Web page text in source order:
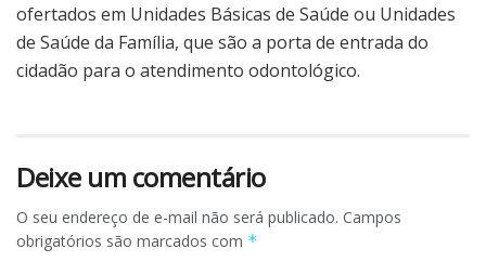
ofertados em Unidades Básicas de Saúde ou Unidades
de Saúde da Família, que são a porta de entrada do
cidadão para o atendimento odontológico.
Deixe um comentário
O seu endereço de e-mail não será publicado. Campos
obrigatórios são marcados com *